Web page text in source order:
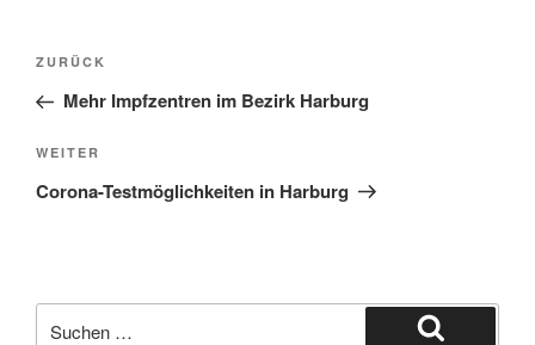
Beitragsnavigation
Vorheriger
Beitrag
ZURÜCK
Mehr Impfzentren im Bezirk Harburg
Nächster
Beitrag
WEITER
Corona-Testmöglichkeiten in Harburg